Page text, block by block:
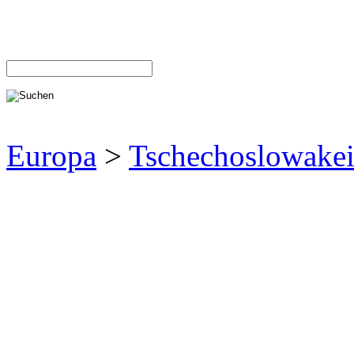
Europa > Tschechoslowakei